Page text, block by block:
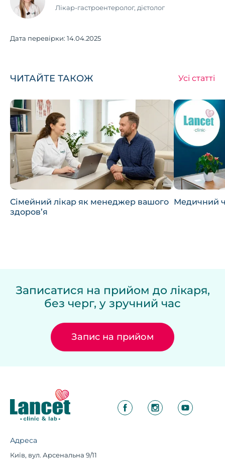
Лікар-гастроентеролог, дієтолог
Дата перевірки: 14.04.2025
ЧИТАЙТЕ ТАКОЖ Усі статті
Сімейний лікар як менеджер вашого
здоров’я
Медичний
Записатися на прийом до лікаря,
без черг, у зручний час
Запис на прийом
Адреса
Київ, вул. Арсенальна 9/11